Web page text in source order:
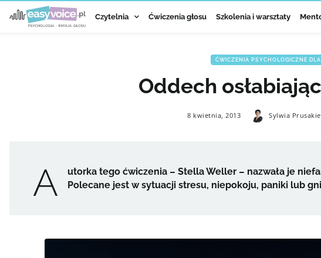
Czytelnia Ćwiczenia głosu Szkolenia i warsztaty
ĆWICZENIA PSYCHOLOGICZNE
Oddech
8 kwietnia, 2013 Sylwia
A
utorka tego ćwiczenia – Stella Weller – nazwała je
Polecane jest w sytuacji stresu, niepokoju, paniki lub